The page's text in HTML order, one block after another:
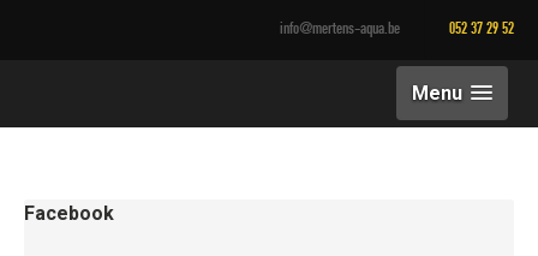
info@mertens-aqua.be 052 37 29 52
Menu
Facebook